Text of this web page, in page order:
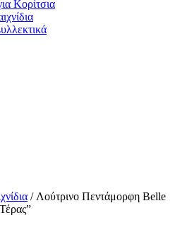
Κορίτσια
/ Λούτρινο Πεντάμορφη Belle